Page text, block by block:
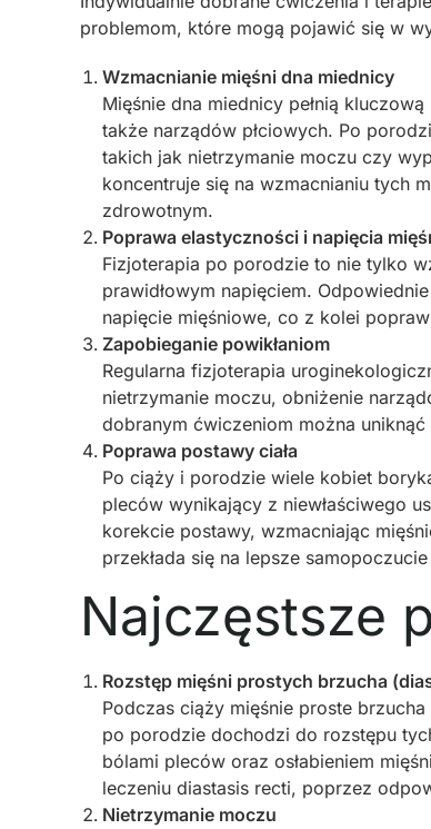
problemom, które mogą pojawić się w
Wzmacnianie mięśni dna miednicy
Mięśnie dna miednicy pełnią
także narządów płciowych. Po
takich jak nietrzymanie moczu czy
koncentruje się na wzmacnianiu tych
zdrowotnym.
Poprawa elastyczności i napięcia
Fizjoterapia po porodzie to nie tylko
prawidłowym napięciem.
napięcie mięśniowe, co z kolei
Zapobieganie powikłaniom
Regularna fizjoterapia
nietrzymanie moczu, obniżenie
dobranym ćwiczeniom można
Poprawa postawy ciała
Po ciąży i porodzie wiele kobiet
pleców wynikający z niewłaściwego
korekcie postawy, wzmacniając
przekłada się na lepsze
Najczęstsze
Rozstęp mięśni prostych brzucha
Podczas ciąży mięśnie proste
po porodzie dochodzi do rozstępu
bólami pleców oraz osłabieniem
leczeniu diastasis recti, poprzez
Nietrzymanie moczu